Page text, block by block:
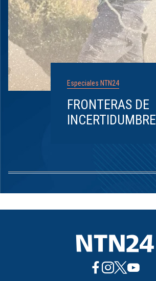
Especiales NTN24
FRONTERAS DE
INCERTIDUMBRE
1
8